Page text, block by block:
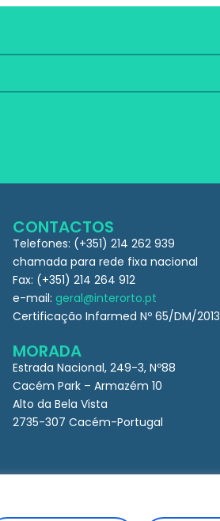
CONTACTOS
Telefones: (+351) 214 262 939
chamada para rede fixa nacional
Fax: (+351) 214 264 912
e-mail: geral@interorto.pt
Certificação Infarmed Nº 65/DM/2013
MORADA
Estrada Nacional, 249-3, Nº88
Cacém Park – Armazém 10
Alto da Bela Vista
2735-307 Cacém-Portugal